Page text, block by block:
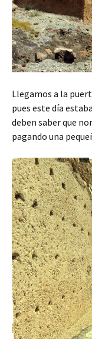
Llegamos a la
pues este día
deben saber que
pagando una